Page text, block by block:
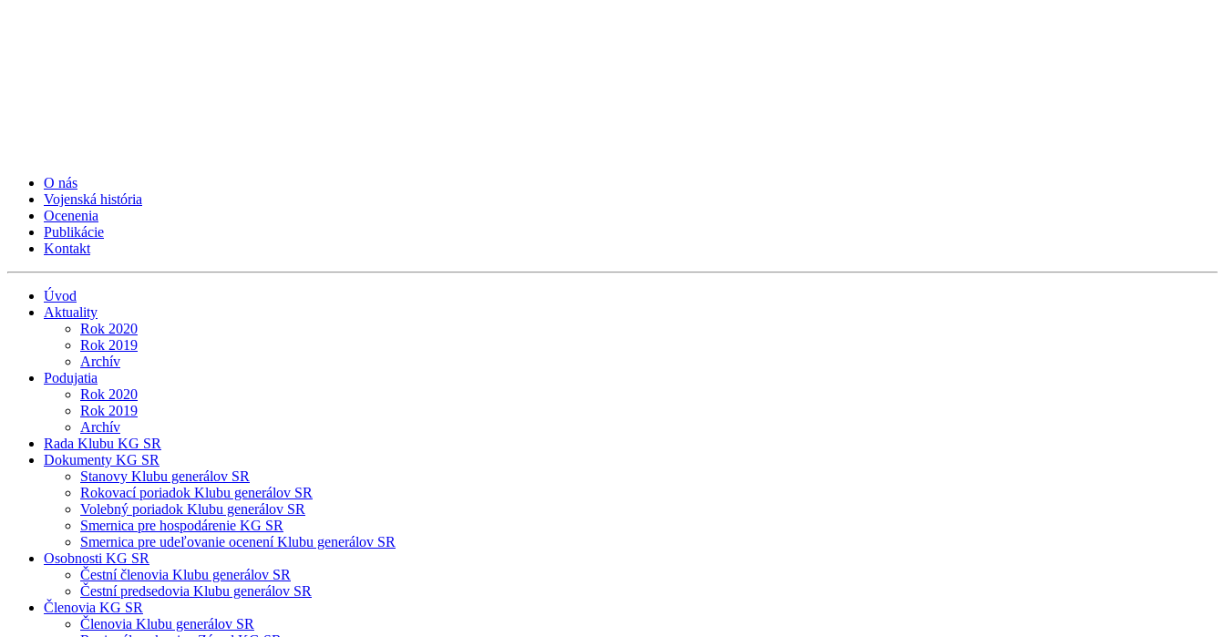
O nás
Vojenská história
Ocenenia
Publikácie
Kontakt
Úvod
Aktuality
Rok 2020
Rok 2019
Archív
Podujatia
Rok 2020
Rok 2019
Archív
Rada Klubu KG SR
Dokumenty KG SR
Stanovy Klubu generálov SR
Rokovací poriadok Klubu generálov SR
Volebný poriadok Klubu generálov SR
Smernica pre hospodárenie KG SR
Smernica pre udeľovanie ocenení Klubu generálov SR
Osobnosti KG SR
Čestní členovia Klubu generálov SR
Čestní predsedovia Klubu generálov SR
Členovia KG SR
Členovia Klubu generálov SR